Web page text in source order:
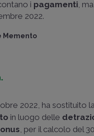
i pagamenti,
2022.
Memento
2022, ha sostituito
in luogo delle
, per il calcolo del